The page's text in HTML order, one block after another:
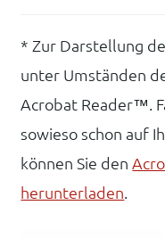
* Zur Darstellung
unter Umständen
Acrobat Reader™.
sowieso schon auf
können Sie den
herunterladen.